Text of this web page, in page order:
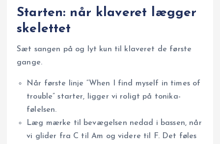
Starten: når klaveret lægger
skelettet
Sæt sangen på og lyt kun til klaveret de første
gange.
Når første linje “When I find myself in times of
trouble” starter, ligger vi roligt på tonika-
følelsen.
Læg mærke til bevægelsen nedad i bassen, når
vi glider fra C til Am og videre til F. Det føles